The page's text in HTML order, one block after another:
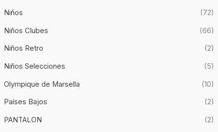
Niños (72)
Niños Clubes (66)
Niños Retro (2)
Niños Selecciones (5)
Olympique de Marsella (10)
Países Bajos (2)
PANTALON (2)